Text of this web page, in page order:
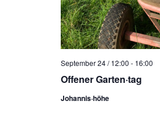
Offener Garten·tag
September 24 / 12:00 - 16:00
Johannis·höhe